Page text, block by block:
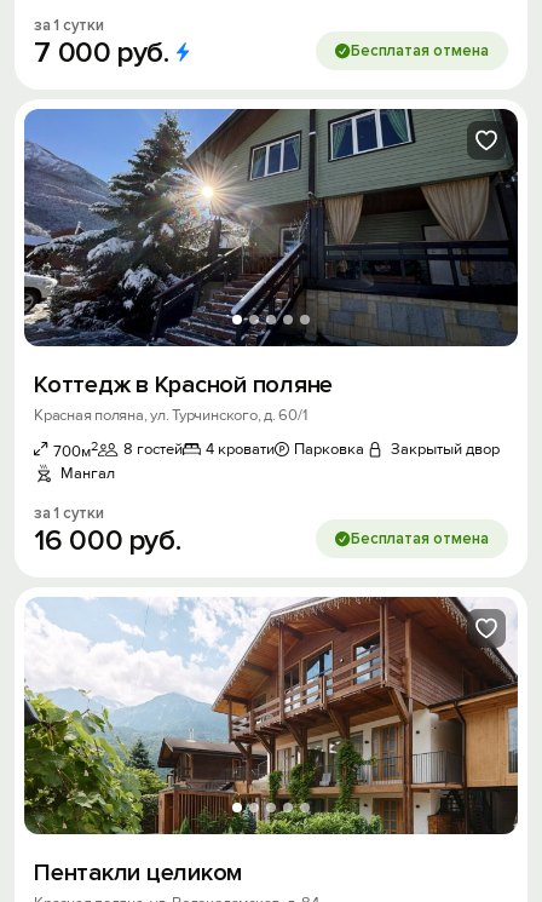
за 1 сутки
7 000 руб. Бесплатая отмена
Коттедж в Красной поляне
Красная поляна, ул. Турчинского, д. 60/1
700м2 8 гостей 4 кровати Парковка
Закрытый двор
Мангал
за 1 сутки
16 000 руб. Бесплатая отмена
Пентакли целиком